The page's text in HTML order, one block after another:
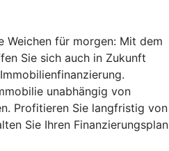
Weichen für morgen: Mit dem
Sie sich auch in Zukunft
unabhängig von
Profitieren Sie langfristig von
Sie Ihren Finanzierungsplan